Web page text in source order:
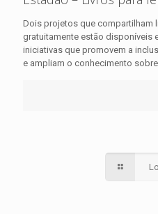
Dois projetos que compartilham
gratuitamente estão disponíveis
iniciativas que promovem a
e ampliam o conhecimento